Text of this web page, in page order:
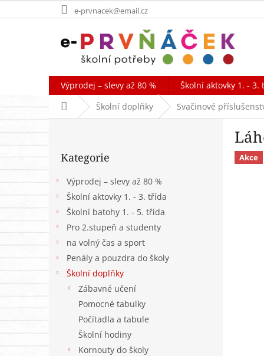
na
e-prvnacek@email.cz
Výprodej – slevy až 80 % Školní aktovky 1. - 3.
Domů Školní doplňky Svačinové
P
n
kategorie
Kategorie
Výprodej – slevy až 80 %
Školní aktovky 1. - 3. třída
Školní batohy 1. - 5. třída
Pro 2.stupeň a studenty
na volný čas a sport
Penály a pouzdra do školy
Školní doplňky
Zábavné učení
Pomocné tabulky
Počítadla a tabule
Školní hodiny
Kornouty do školy
Akce